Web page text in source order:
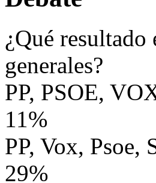
¿Qué
generales?
PP, PSOE,
11%
PP, Vox, Psoe,
29%